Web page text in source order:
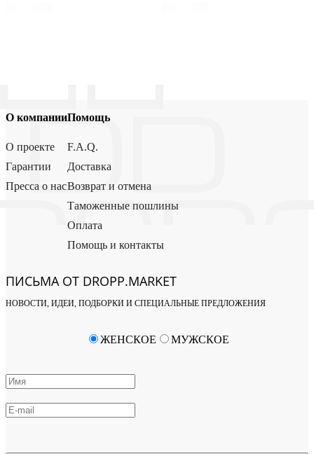
О компании
О проекте
Гарантии
Пресса о нас
Помощь
F.A.Q.
Доставка
Возврат и отмена
Таможенные пошлины
Оплата
Помощь и контакты
ПИСЬМА ОТ DROPP.MARKET
НОВОСТИ, ИДЕИ, ПОДБОРКИ И СПЕЦИАЛЬНЫЕ ПРЕДЛОЖЕНИЯ
ЖЕНСКОЕ МУЖСКОЕ